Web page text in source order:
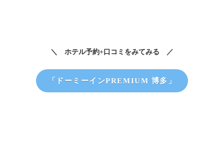
＼ ホテル予約+口コミをみてみる ／
「ドーミーインPREMIUM 博多」